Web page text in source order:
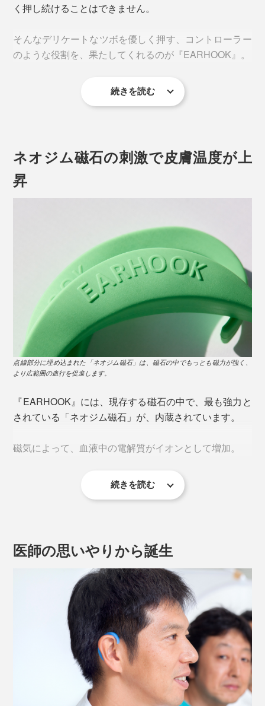
く押し続けることはできません。
そんなデリケートなツボを優しく押す、コントローラー
のような役割を、果たしてくれるのが『EARHOOK』。
PC 作業をしながら、家事をしながら、料理をしなが
独自のフォルムが、日常のほんのわずかな小さな動き
で、ツボを刺激。筋肉と皮膚の摩擦運動を利用している
ので、“耳にかける”デザインは本当に理にかなっていま
す。
《EARHOOKが刺激するツボ》
瘈脈（けいみゃく）
続きを読む
ネオジム磁石の刺激で皮膚温度が上
昇
点線部分に埋め込まれた「ネオジム磁石」は、磁石の中でもっとも磁力が強く、
より広範囲の血行を促進します。
『EARHOOK』には、現存する磁石の中で、最も強力と
されている「ネオジム磁石」が、内蔵されています。
磁気によって、血液中の電解質がイオンとして増加。
EARHOOK をかけた際の皮膚表面温度の変化（医療サーモグラフィーを採用）
サーモグラフィーで比較すると、『EARHOOK』装着に
続きを読む
医師の思いやりから誕生